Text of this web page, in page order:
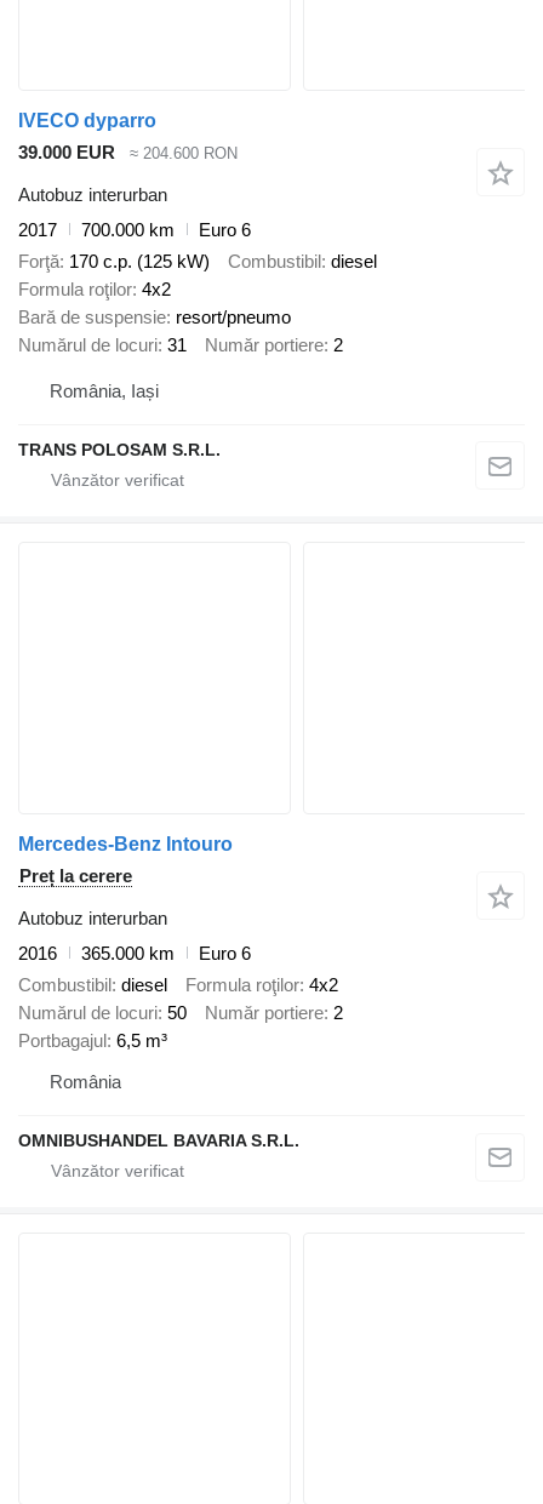
IVECO dyparro
39.000 EUR
≈ 204.600 RON
Autobuz interurban
2017
700.000 km
Euro 6
Forţă 170 c.p. (125 kW) Combustibil diesel
Formula roţilor 4x2
Bară de suspensie resort/pneumo
Numărul de locuri 31 Număr portiere 2
România, Iași
TRANS POLOSAM S.R.L.
Mercedes-Benz Intouro
Preț la cerere
Autobuz interurban
2016
365.000 km
Euro 6
Combustibil diesel Formula roţilor 4x2
Numărul de locuri 50 Număr portiere 2
Portbagajul 6,5 m³
România
OMNIBUSHANDEL BAVARIA S.R.L.